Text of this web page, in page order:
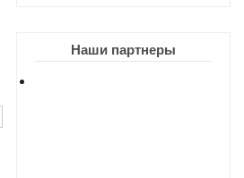
Наши партнеры